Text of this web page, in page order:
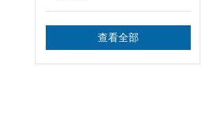
查看全部